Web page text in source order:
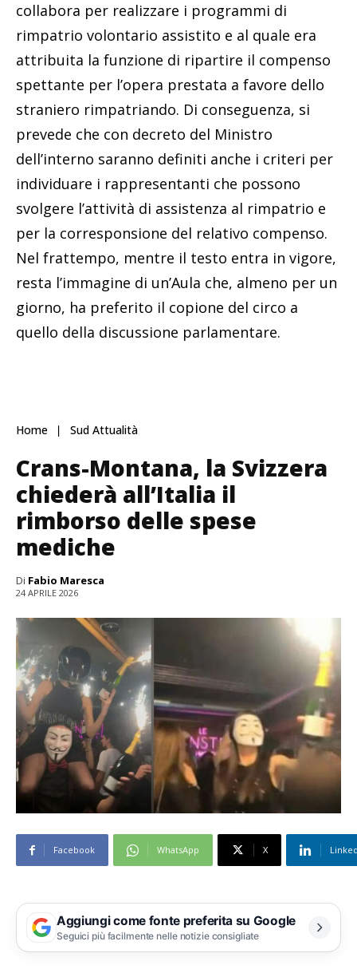
collabora per realizzare i programmi di
rimpatrio volontario assistito e al quale era
attribuita la funzione di ripartire il compenso
spettante per l’opera prestata a favore dello
straniero rimpatriando. Di conseguenza, si
prevede che con decreto del Ministro
dell’interno saranno definiti anche i criteri per
individuare i rappresentanti che possono
svolgere l’attività di assistenza al rimpatrio e
per la corresponsione del relativo compenso.
Nel frattempo, mentre il testo entra in vigore,
resta l’immagine di un’Aula che, almeno per un
giorno, ha preferito il copione del circo a
quello della discussione parlamentare.
Home Sud Attualità
Crans-Montana, la Svizzera
chiederà all’Italia il
rimborso delle spese
mediche
Di Fabio Maresca
24 APRILE 2026
Facebook WhatsApp X
Aggiungi come fonte preferita su Google
Seguici più facilmente nelle notizie consigliate